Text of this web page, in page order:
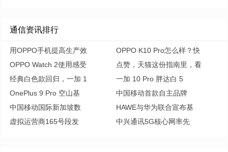
通信资讯排行
用OPPO手机提高生产效
OPPO K10 Pro怎么样？快
OPPO Watch 2使用感受
点赞，天猫这份指南里，看
经典白色款回归，一加 1
一加 10 Pro 胖达白 5
OnePlus 9 Pro 空山基
中国移动首款自主品牌
中国移动国际新加坡数
HAWE与华为联合宣布基
虚拟运营商165号段发
中兴通讯5G核心网率先